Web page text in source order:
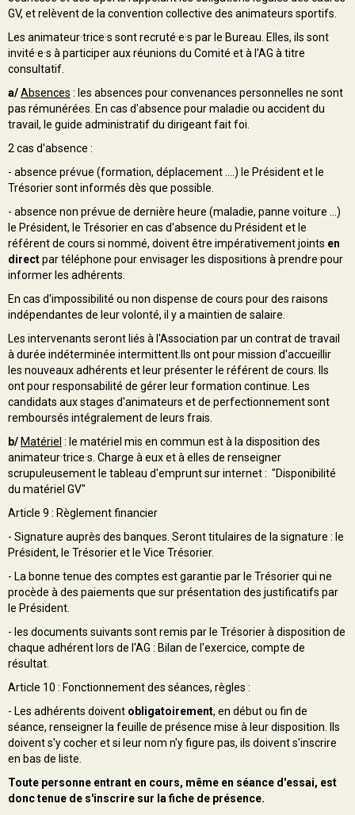
GV, et relèvent de la convention collective des animateurs sportifs.
Les animateur·trice·s sont recruté·e·s par le Bureau. Elles, ils sont
invité·e·s à participer aux réunions du Comité et à l'AG à titre
consultatif.
a/Absences : les absences pour convenances personnelles ne sont
pas rémunérées. En cas d'absence pour maladie ou accident du
travail, le guide administratif du dirigeant fait foi.
2 cas d'absence :
- absence prévue (formation, déplacement ....) le Président et le
Trésorier sont informés dès que possible.
- absence non prévue de dernière heure (maladie, panne voiture ...)
le Président, le Trésorier en cas d'absence du Président et le
référent de cours si nommé, doivent être impérativement joints en
directpar téléphone pour envisager les dispositions à prendre pour
informer les adhérents.
En cas d'impossibilité ou non dispense de cours pour des raisons
indépendantes de leur volonté, il y a maintien de salaire.
Les intervenants seront liés à l'Association par un contrat de travail
à durée indéterminée intermittent.Ils ont pour mission d'accueillir
les nouveaux adhérents et leur présenter le référent de cours. Ils
ont pour responsabilité de gérer leur formation continue. Les
candidats aux stages d'animateurs et de perfectionnement sont
remboursés intégralement de leurs frais.
b/ Matériel : le matériel mis en commun est à la disposition des
animateur·trice·s. Charge à eux et à elles de renseigner
scrupuleusement le tableau d'emprunt sur internet : "Disponibilité
du matériel GV"
Article 9 : Règlement financier
- Signature auprès des banques. Seront titulaires de la signature : le
Président, le Trésorier et le Vice Trésorier.
- La bonne tenue des comptes est garantie par le Trésorier qui ne
procède à des paiements que sur présentation des justificatifs par
le Président.
- les documents suivants sont remis par le Trésorier à disposition de
chaque adhérent lors de l'AG : Bilan de l'exercice, compte de
résultat.
Article 10 : Fonctionnement des séances, règles :
- Les adhérents doivent obligatoirement, en début ou fin de
séance, renseigner la feuille de présence mise à leur disposition. Ils
doivent s'y cocher et si leur nom n'y figure pas, ils doivent s'inscrire
en bas de liste.
Toute personne entrant en cours, même en séance d'essai, est
donc tenue de s'inscrire sur la fiche de présence.